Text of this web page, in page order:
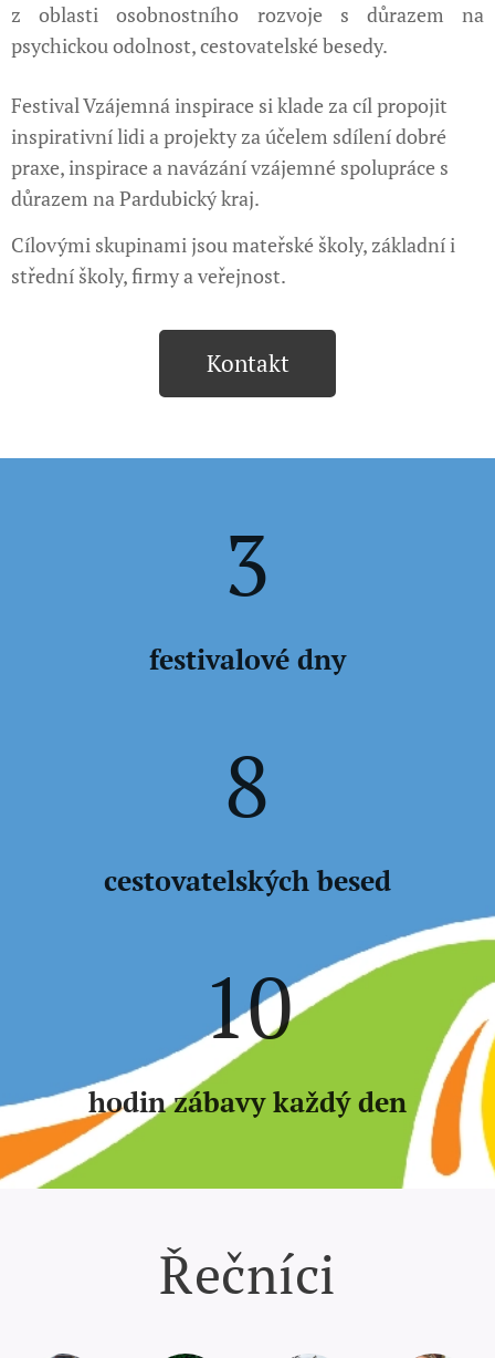
z oblasti osobnostního rozvoje s důrazem na
psychickou odolnost, cestovatelské besedy.
Festival Vzájemná inspirace si klade za cíl propojit
inspirativní lidi a projekty za účelem sdílení dobré
praxe, inspirace a navázání vzájemné spolupráce s
důrazem na Pardubický kraj.
Cílovými skupinami jsou mateřské školy, základní i
střední školy, firmy a veřejnost.
Kontakt
3
festivalové dny
8
cestovatelských besed
10
hodin zábavy každý den
Řečníci